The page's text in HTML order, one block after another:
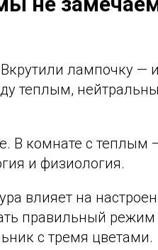
лампочку —
теплым,
В комнате с теплым
и физиология.
влияет на
правильный
с тремя цветами.